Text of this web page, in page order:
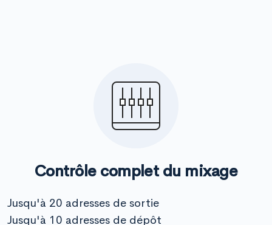
Contrôle complet du mixage
Jusqu'à 20 adresses de sortie
Jusqu'à 10 adresses de dépôt